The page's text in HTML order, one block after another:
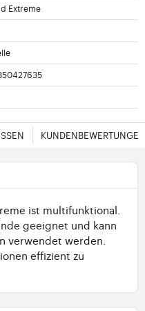
Extreme
KUNDENBEWERTUNGEN
ist multifunktional.
geeignet und kann
verwendet werden.
effizient zu